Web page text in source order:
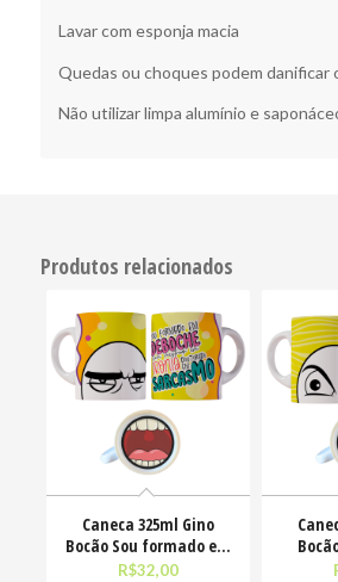
Lavar com esponja macia
Quedas ou choques podem danificar
Não utilizar limpa alumínio e
Produtos relacionados
Caneca 325ml Gino
Bocão Sou formado em
deboche com mestrado
R$32,00